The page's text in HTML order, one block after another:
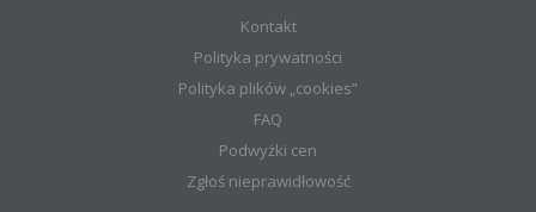
Kontakt
Polityka prywatności
Polityka plików „cookies”
FAQ
Podwyżki cen
Zgłoś nieprawidłowość